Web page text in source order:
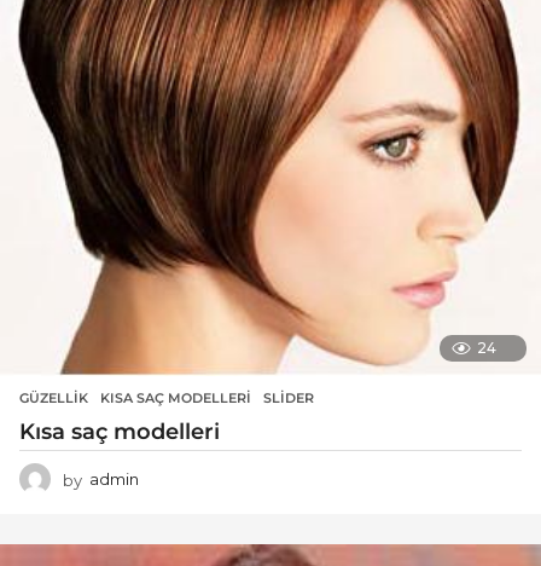
24
GÜZELLIK KISA SAÇ MODELLERI ,SLIDER
Kısa saç modelleri
by admin